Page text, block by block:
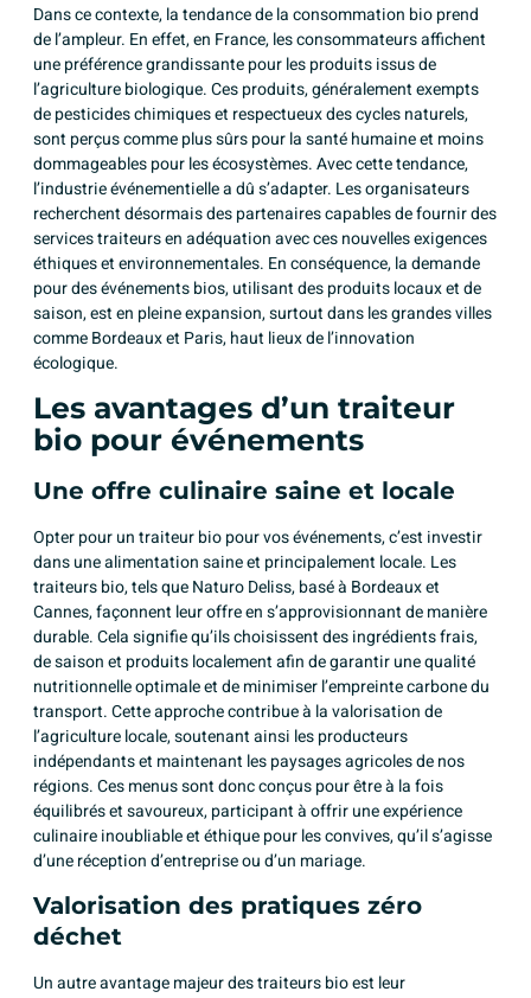
Dans ce contexte, la tendance de la consommation bio prend
de l’ampleur. En effet, en France, les consommateurs affichent
une préférence grandissante pour les produits issus de
l’agriculture biologique. Ces produits, généralement exempts
de pesticides chimiques et respectueux des cycles naturels,
sont perçus comme plus sûrs pour la santé humaine et moins
dommageables pour les écosystèmes. Avec cette tendance,
l’industrie événementielle a dû s’adapter. Les organisateurs
recherchent désormais des partenaires capables de fournir des
services traiteurs en adéquation avec ces nouvelles exigences
éthiques et environnementales. En conséquence, la demande
pour des événements bios, utilisant des produits locaux et de
saison, est en pleine expansion, surtout dans les grandes villes
comme Bordeaux et Paris, haut lieux de l’innovation
écologique.
Les avantages d’un traiteur
bio pour événements
Une offre culinaire saine et locale
Opter pour un traiteur bio pour vos événements, c’est investir
dans une alimentation saine et principalement locale. Les
traiteurs bio, tels que Naturo Deliss, basé à Bordeaux et
Cannes, façonnent leur offre en s’approvisionnant de manière
durable. Cela signifie qu’ils choisissent des ingrédients frais,
de saison et produits localement afin de garantir une qualité
nutritionnelle optimale et de minimiser l’empreinte carbone du
transport. Cette approche contribue à la valorisation de
l’agriculture locale, soutenant ainsi les producteurs
indépendants et maintenant les paysages agricoles de nos
régions. Ces menus sont donc conçus pour être à la fois
équilibrés et savoureux, participant à offrir une expérience
culinaire inoubliable et éthique pour les convives, qu’il s’agisse
d’une réception d’entreprise ou d’un mariage.
Valorisation des pratiques zéro
déchet
Un autre avantage majeur des traiteurs bio est leur